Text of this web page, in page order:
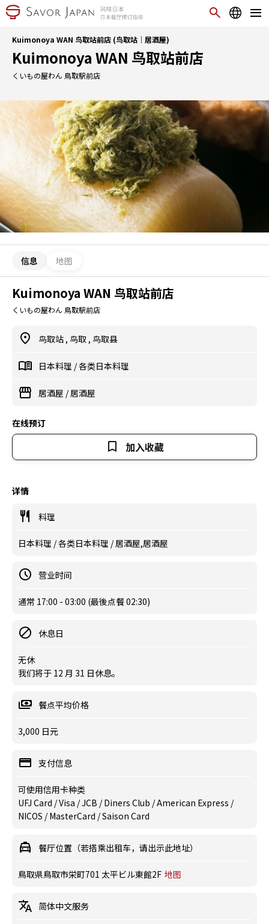
Kuimonoya WAN 鸟取站前店 (鸟取站｜居酒屋)
Kuimonoya WAN 鸟取站前店
くいもの屋わん 鳥取駅前店
信息 地图
Kuimonoya WAN 鸟取站前店
くいもの屋わん 鳥取駅前店
鸟取站 , 鸟取 , 鸟取县
日本料理 /各类日本料理
居酒屋 /居酒屋
在线预订
加入收藏
详情
料理
日本料理 / 各类日本料理 / 居酒屋,居酒屋
营业时间
通常 17:00 - 03:00 (最後点餐 02:30)
休息日
无休
我们将于 12 月 31 日休息。
餐点平均价格
3,000 日元
支付信息
可使用信用卡种类
UFJ Card / Visa / JCB / Diners Club / American Express /
NICOS / MasterCard / Saison Card
餐厅位置（若搭乘出租车，请出示此地址）
鳥取県鳥取市栄町701 太平ビル東館2F 地图
简体中文服务